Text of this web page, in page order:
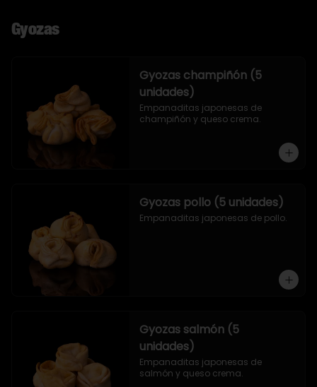
Gyozas
Gyozas champiñón (5
unidades)
Empanaditas japonesas de
champiñón y queso crema.
Gyozas pollo (5 unidades)
Empanaditas japonesas de pollo.
Gyozas salmón (5
unidades)
Empanaditas japonesas de
salmón y queso crema.